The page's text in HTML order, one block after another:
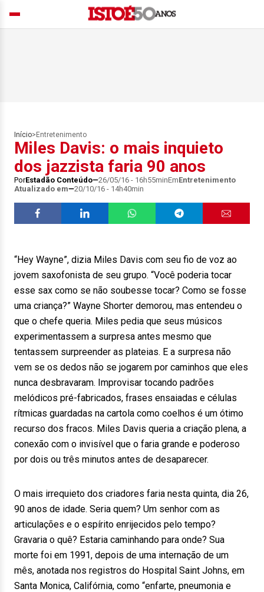
Início> Entretenimento
Miles Davis: o mais inquieto
dos jazzista faria 90 anos
PorEstadão Conteúdo 26/05/16 - 16h55minEmEntretenimento
Atualizado em
20/10/16 - 14h40min
“Hey Wayne”, dizia Miles Davis com seu fio de voz ao
jovem saxofonista de seu grupo. “Você poderia tocar
esse sax como se não soubesse tocar? Como se fosse
uma criança?” Wayne Shorter demorou, mas entendeu o
que o chefe queria. Miles pedia que seus músicos
experimentassem a surpresa antes mesmo que
tentassem surpreender as plateias. E a surpresa não
vem se os dedos não se jogarem por caminhos que eles
nunca desbravaram. Improvisar tocando padrões
melódicos pré-fabricados, frases ensaiadas e células
rítmicas guardadas na cartola como coelhos é um ótimo
recurso dos fracos. Miles Davis queria a criação plena, a
conexão com o invisível que o faria grande e poderoso
por dois ou três minutos antes de desaparecer.
O mais irrequieto dos criadores faria nesta quinta, dia 26,
90 anos de idade. Seria quem? Um senhor com as
articulações e o espírito enrijecidos pelo tempo?
Gravaria o quê? Estaria caminhando para onde? Sua
morte foi em 1991, depois de uma internação de um
mês, anotada nos registros do Hospital Saint Johns, em
Santa Monica, Califórnia, como “enfarte, pneumonia e